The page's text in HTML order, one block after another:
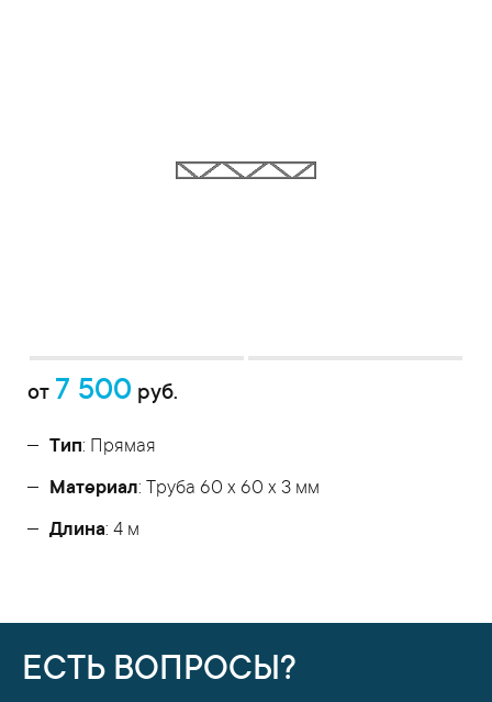
от 7 500 руб.
Тип: Прямая
Материал: Труба 60 x 60 x 3 мм
Длина: 4 м
ЕСТЬ ВОПРОСЫ?